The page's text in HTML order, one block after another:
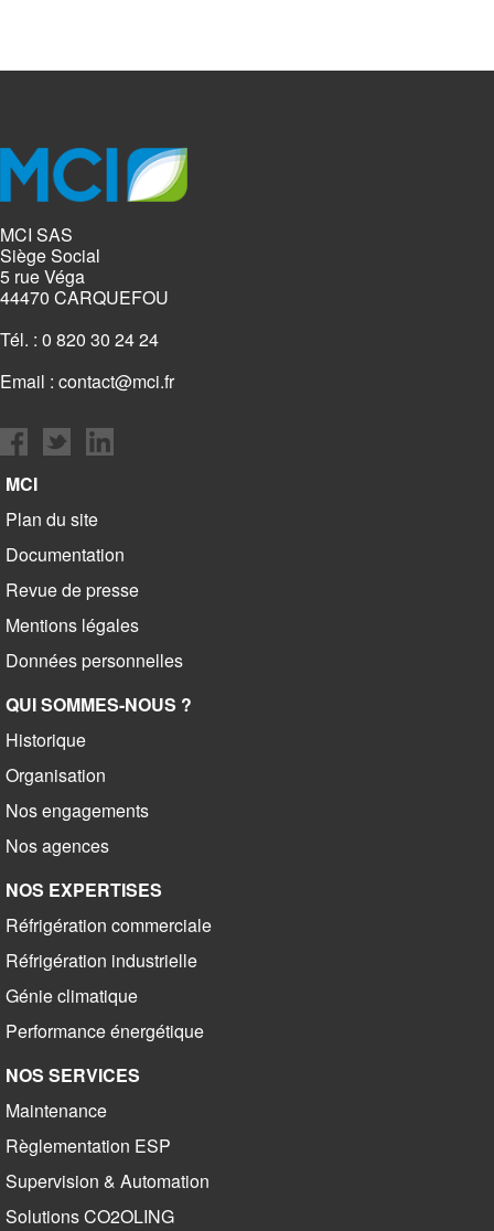
MCI SAS
Siège Social
5 rue Véga
44470 CARQUEFOU
Tél. : 0 820 30 24 24
Email : contact@mci.fr
MCI
Plan du site
Documentation
Revue de presse
Mentions légales
Données personnelles
QUI SOMMES-NOUS ?
Historique
Organisation
Nos engagements
Nos agences
NOS EXPERTISES
Réfrigération commerciale
Réfrigération industrielle
Génie climatique
Performance énergétique
NOS SERVICES
Maintenance
Règlementation ESP
Supervision & Automation
Solutions CO2OLING